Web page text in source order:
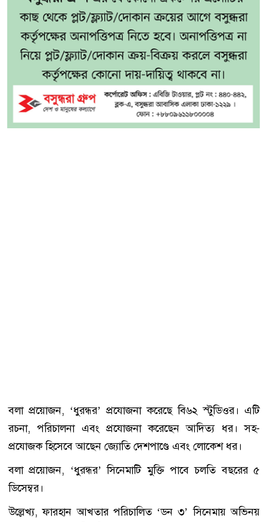
বলা প্রয়োজন, ‘ধুরন্ধর’ প্রযোজনা করেছে বি৬২ স্টুডিওর। এটি
রচনা, পরিচালনা এবং প্রযোজনা করেছেন আদিত্য ধর। সহ-
প্রযোজক হিসেবে আছেন জ্যোতি দেশপাণ্ডে এবং লোকেশ ধর।
বলা প্রয়োজন, ‘ধুরন্ধর’ সিনেমাটি মুক্তি পাবে চলতি বছরের ৫
ডিসেম্বর।
উল্লেখ্য, ফারহান আখতার পরিচালিত ‘ডন ৩’ সিনেমায় অভিনয়